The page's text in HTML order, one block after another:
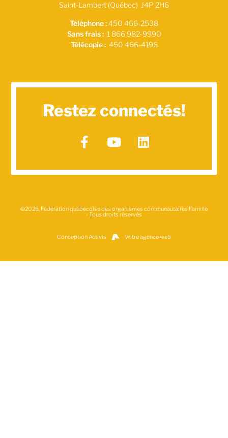
Saint-Lambert (Québec) J4P 2H6
Téléphone :450 466-2538
Sans frais :1 866 982-9990
Télécopie :450 466-4196
Restez connectés!
©2026, Fédération québécoise des organismes communautaires Famille
- Tous droits réservés
Conception Activis Votre agence web